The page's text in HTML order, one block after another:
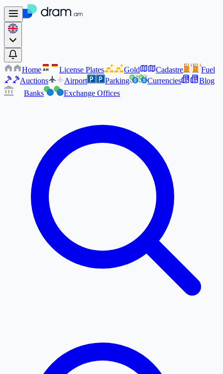
Home AM License Plates Gold Cadastre
Fuel
Auctions
Airport Parking Currencies
Blog
Banks
Exchange Offices